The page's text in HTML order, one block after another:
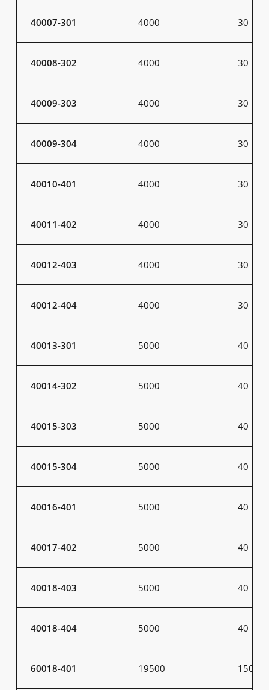
40007-301 4000 30
40008-302 4000 30
40009-303 4000 30
40009-304 4000 30
40010-401 4000 30
40011-402 4000 30
40012-403 4000 30
40012-404 4000 30
40013-301 5000 40
40014-302 5000 40
40015-303 5000 40
40015-304 5000 40
40016-401 5000 40
40017-402 5000 40
40018-403 5000 40
40018-404 5000 40
60018-401 19500 150